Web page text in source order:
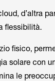
d’altra
flessibilità.
fisico,
solare con
le